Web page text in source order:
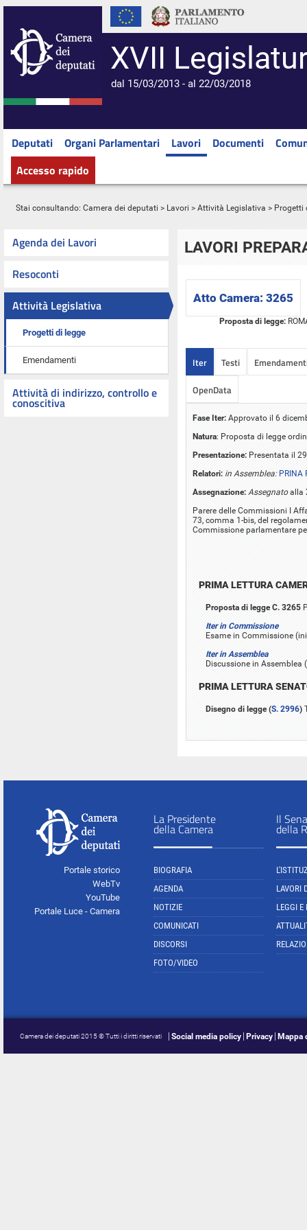
XVII
dal 15/03/2013 - al 22/03/2018
Deputati Organi Parlamentari Lavori Documenti
Accesso rapido
Stai consultando: Camera dei deputati > Lavori > Attività Legislativa > Progetti
Agenda dei Lavori
Resoconti
Attività Legislativa
Progetti di legge
Emendamenti
Attività di indirizzo, controllo e
conoscitiva
LAVORI
Atto Camera: 3265
Proposta di legge:
Iter Testi
OpenData
Fase Iter: Approvato il 6
Natura: Proposta di legge
Presentazione: Presentata il
Relatori: in Assemblea: PRINA
Assegnazione: Assegnatoalla
Parere delle Commissioni I
73, comma 1-bis, del
Commissione parlamentare
PRIMA LETTURA
Proposta di legge C. 3265
Iter in Commissione
Esame in Commissione
Iter in Assemblea
Discussione in
PRIMA LETTURA
Disegno di legge (S. 2996)
Portale storico
WebTv
YouTube
Portale Luce - Camera
La Presidente
della Camera
BIOGRAFIA
AGENDA
NOTIZIE
COMUNICATI
DISCORSI
FOTO/VIDEO
Il
della
LAVORI
LEGGI E
Camera dei deputati 2015 © Tutti i diritti riservati Social media policy Privacy Mappa